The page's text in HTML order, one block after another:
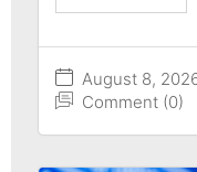
August 8,
Comment (0)